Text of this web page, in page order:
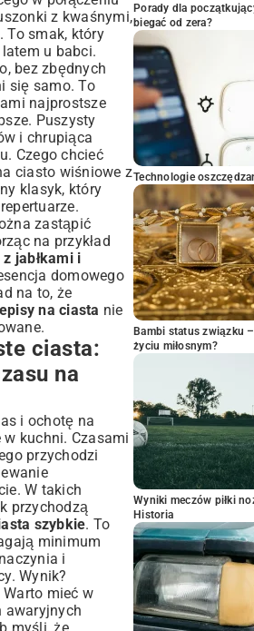
z kwaśnymi,
To smak, który
u babci.
bez zbędnych
się samo. To
najprostsze
Puszysty
i chrupiąca
Czego chcieć
ciasto wiśniowe z
klasyk, który
zastąpić
na przykład
jabłkami i
domowego
na to, że
na ciasta nie
ciasta:
na
i ochotę na
kuchni. Czasami
przychodzi
W takich
przychodzą
szybkie. To
minimum
i
Wynik?
mieć w
awaryjnych
Porady dla
biegać od zera?
Technologie
Bambi status związku
życiu miłosnym?
Wyniki meczów piłki
Historia